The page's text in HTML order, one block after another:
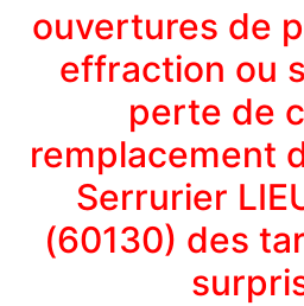
ouvertures de
effraction ou
perte de
remplacement
Serrurier
(60130) des